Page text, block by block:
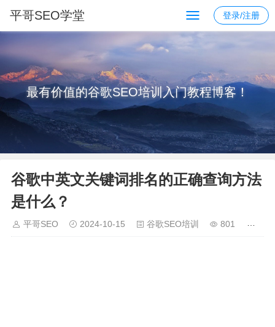
平哥SEO学堂 登录/注册
最有价值的谷歌SEO培训入门教程博客！
谷歌中英文关键词排名的正确查询方法
是什么？
平哥SEO 2024-10-15 谷歌SEO培训 801